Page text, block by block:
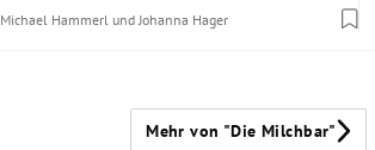
Michael Hammerl und Johanna Hager
Mehr von "Die Milchbar"